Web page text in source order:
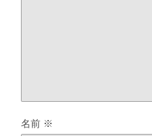
名前 ※